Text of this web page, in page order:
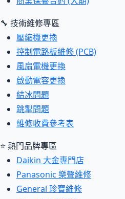
🔧 技術維修專區
壓縮機更換
控制電路板維修 (PCB)
風扇電機更換
啟動電容更換
結冰問題
跳掣問題
維修收費參考表
⭐ 熱門品牌專區
Daikin 大金專門店
Panasonic 樂聲維修
General 珍寶維修